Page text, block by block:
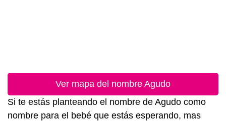
Ver mapa del nombre Agudo
Si te estás planteando el nombre de Agudo como
nombre para el bebé que estás esperando, mas